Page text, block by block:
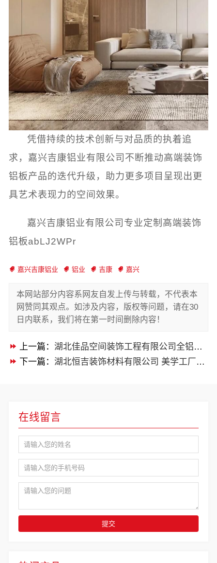
凭借持续的技术创新与对品质的执着追
求，嘉兴吉康铝业有限公司不断推动高端装饰
铝板产品的迭代升级，助力更多项目呈现出更
具艺术表现力的空间效果。
嘉兴吉康铝业有限公司专业定制高端装饰
铝板abLJ2WPr
嘉兴吉康铝业 铝业 吉康 嘉兴
本网站部分内容系网友自发上传与转载，不代表本
网赞同其观点。如涉及内容，版权等问题，请在30
日内联系，我们将在第一时间删除内容！
上一篇： 湖北佳品空间装饰工程有限公司全铝整装一站式解决方案
下一篇： 湖北恒吉装饰材料有限公司 美学工厂缔造
在线留言
提交